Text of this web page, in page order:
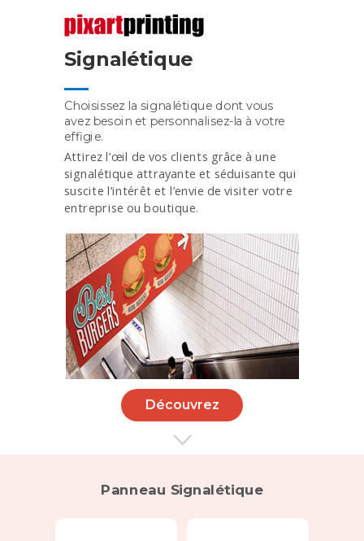
Choisissez la signalétique dont vous
avez besoin et personnalisez-la à votre
effigie.
Attirez l’œil de vos clients grâce à une
signalétique attrayante et séduisante qui
suscite l’intérêt et l’envie de visiter votre
entreprise ou boutique.
Découvrez
Signalétique
Panneau Signalétique